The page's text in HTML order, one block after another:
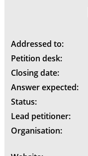
Addressed to:
Petition desk:
Closing date:
Answer expected:
Status:
Lead petitioner:
Organisation: